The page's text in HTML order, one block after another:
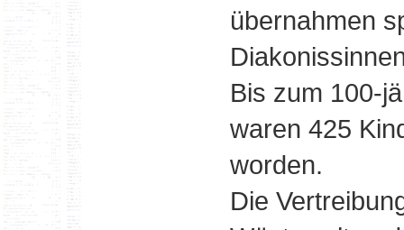
übernahmen
Bis zum 100-
waren 425
worden.
Die